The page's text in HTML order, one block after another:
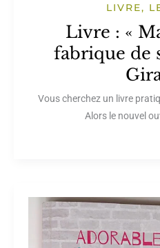
LIVRE,
Livre : «
fabrique de
Vous cherchez un livre
Alors le nouvel